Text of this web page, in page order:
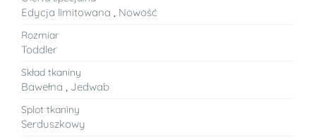
Edycja limitowana Nowość
Rozmiar
Toddler
Skład tkaniny
Bawełna Jedwab
Splot tkaniny
Serduszkowy